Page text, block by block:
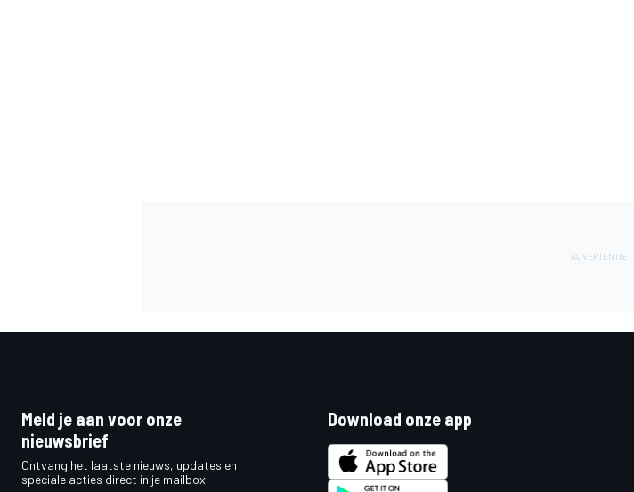
Meld je aan voor onze
nieuwsbrief
Ontvang het laatste nieuws, updates en
speciale acties direct in je mailbox.
Download onze app